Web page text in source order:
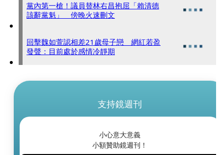
黨內第一槍！議員替林右昌抱屈「賴清德
該辭黨魁」 傍晚火速刪文
回擊魏如萱認相差21歲母子戀 網紅若盈
發聲：目前處於感情冷靜期
支持鏡週刊
小心意大意義
小額贊助鏡週刊！